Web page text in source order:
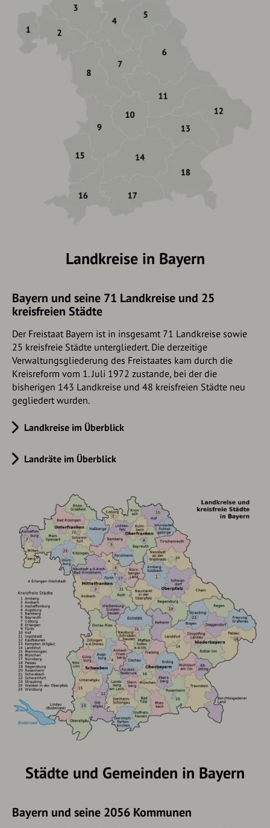
Landkreise in Bayern
Bayern und seine 71 Landkreise und 25
kreisfreien Städte
Der Freistaat Bayern ist in insgesamt 71 Landkreise sowie
25 kreisfreie Städte untergliedert. Die derzeitige
Verwaltungsgliederung des Freistaates kam durch die
Kreisreform vom 1. Juli 1972 zustande, bei der die
bisherigen 143 Landkreise und 48 kreisfreien Städte neu
gegliedert wurden.
Landkreise im Überblick
Landräte im Überblick
Städte und Gemeinden in Bayern
Bayern und seine 2056 Kommunen